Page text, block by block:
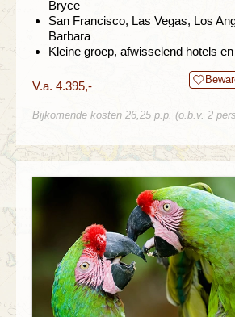
Bryce
San Francisco, Las Vegas, Los
Barbara
Kleine groep, afwisselend hotels
V.a. 4.395,-
Bijkomende kosten 26,25 p.p. (o.b.v. 2